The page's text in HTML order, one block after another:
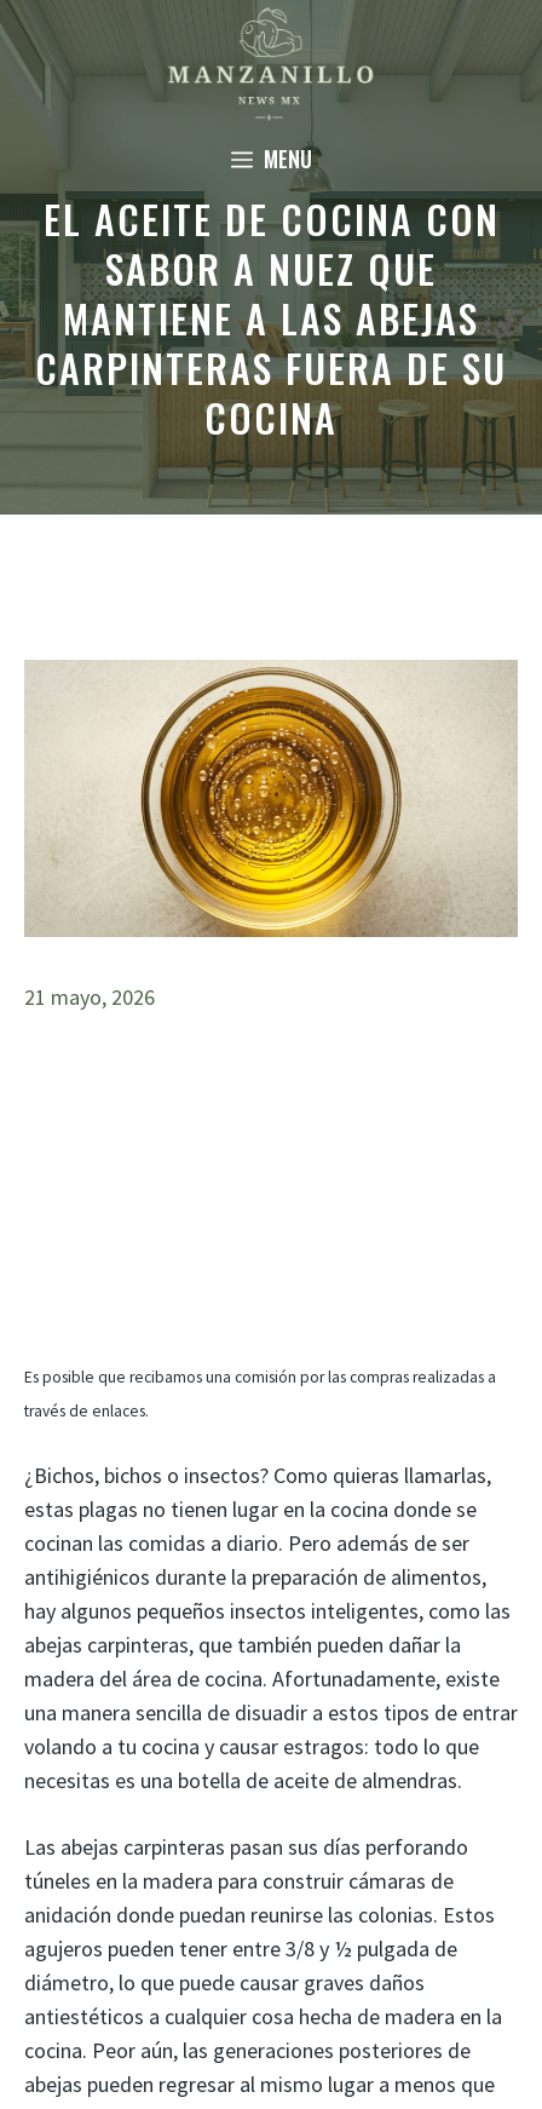
Saltar
al
contenido
MENU
EL ACEITE DE COCINA CON
SABOR A NUEZ QUE
MANTIENE A LAS ABEJAS
CARPINTERAS FUERA DE SU
COCINA
21 mayo, 2026
Es posible que recibamos una comisión por las compras realizadas a
través de enlaces.
¿Bichos, bichos o insectos? Como quieras llamarlas,
estas plagas no tienen lugar en la cocina donde se
cocinan las comidas a diario. Pero además de ser
antihigiénicos durante la preparación de alimentos,
hay algunos pequeños insectos inteligentes, como las
abejas carpinteras, que también pueden dañar la
madera del área de cocina. Afortunadamente, existe
una manera sencilla de disuadir a estos tipos de entrar
volando a tu cocina y causar estragos: todo lo que
necesitas es una botella de aceite de almendras.
Las abejas carpinteras pasan sus días perforando
túneles en la madera para construir cámaras de
anidación donde puedan reunirse las colonias. Estos
agujeros pueden tener entre 3/8 y ½ pulgada de
diámetro, lo que puede causar graves daños
antiestéticos a cualquier cosa hecha de madera en la
cocina. Peor aún, las generaciones posteriores de
abejas pueden regresar al mismo lugar a menos que